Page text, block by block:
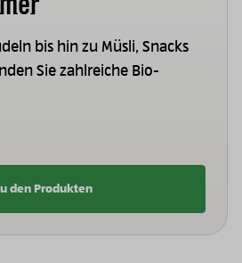
bis hin zu Müsli, Snacks
Sie zahlreiche Bio-
den Produkten